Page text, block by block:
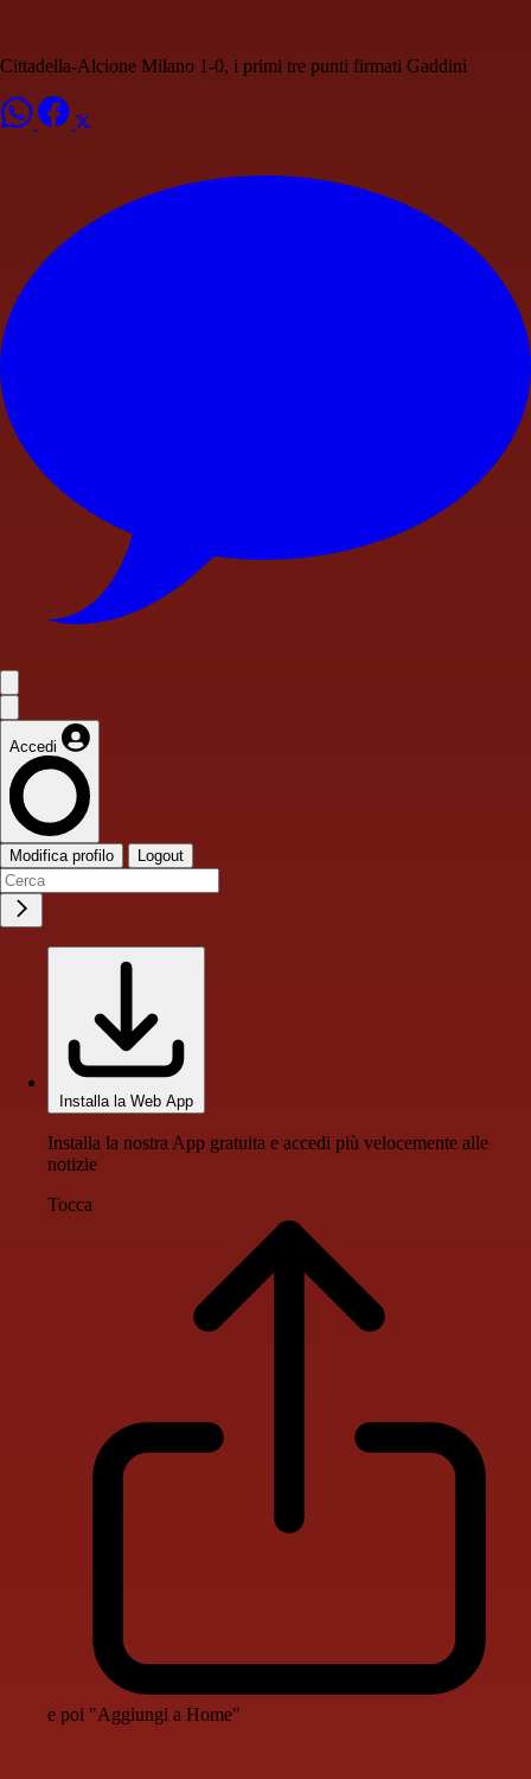
Cittadella-Alcione Milano 1-0, i primi tre punti firmati Gaddini
Accedi
Modifica profilo Logout
Installa la Web App
Installa la nostra App gratuita e accedi più velocemente alle
notizie
Tocca
e poi "Aggiungi a Home"